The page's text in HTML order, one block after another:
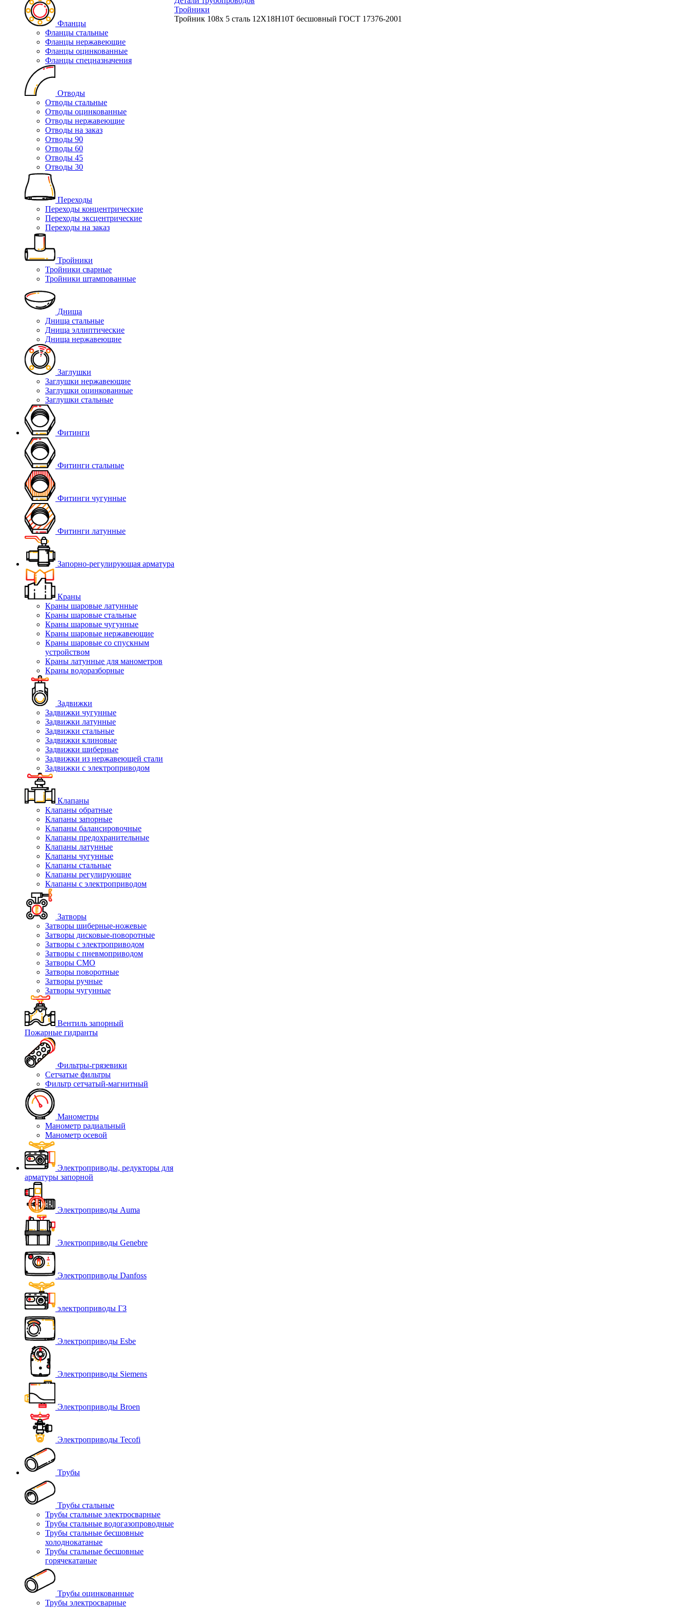
Фланцы
Фланцы стальные
Фланцы нержавеющие
Фланцы оцинкованные
Фланцы спецназначения
Отводы
Отводы стальные
Отводы оцинкованные
Отводы нержавеющие
Отводы на заказ
Отводы 90
Отводы 60
Отводы 45
Отводы 30
Переходы
Переходы концентрические
Переходы эксцентрические
Переходы на заказ
Тройники
Тройники сварные
Тройники штампованные
Днища
Днища стальные
Днища эллиптические
Днища нержавеющие
Заглушки
Заглушки нержавеющие
Заглушки оцинкованные
Заглушки стальные
Фитинги
Фитинги стальные
Фитинги чугунные
Фитинги латунные
Запорно-регулирующая арматура
Краны
Краны шаровые латунные
Краны шаровые стальные
Краны шаровые чугунные
Краны шаровые нержавеющие
Краны шаровые со спускным
устройством
Краны латунные для манометров
Краны водоразборные
Задвижки
Задвижки чугунные
Задвижки латунные
Задвижки стальные
Задвижки клиновые
Задвижки шиберные
Задвижки из нержавеющей стали
Задвижки с электроприводом
Клапаны
Клапаны обратные
Клапаны запорные
Клапаны балансировочные
Клапаны предохранительные
Клапаны латунные
Клапаны чугунные
Клапаны стальные
Клапаны регулирующие
Клапаны с электроприводом
Затворы
Затворы шиберные-ножевые
Затворы дисковые-поворотные
Затворы с электроприводом
Затворы с пневмоприводом
Затворы СМО
Затворы поворотные
Затворы ручные
Затворы чугунные
Вентиль запорный
Пожарные гидранты
Фильтры-грязевики
Сетчатые фильтры
Фильтр сетчатый-магнитный
Манометры
Манометр радиальный
Манометр осевой
Электроприводы, редукторы для
арматуры запорной
Электроприводы Auma
Электроприводы Genebre
Электроприводы Danfoss
электроприводы ГЗ
Электроприводы Esbe
Электроприводы Siemens
Электроприводы Broen
Электроприводы Tecofi
Трубы
Трубы стальные
Трубы стальные электросварные
Трубы стальные водогазопроводные
Трубы стальные бесшовные
холоднокатаные
Трубы стальные бесшовные
горячекатаные
Трубы оцинкованные
Трубы электросварные
Тройники
Тройник 108х 5 сталь 12Х18Н10Т бесшовный ГОСТ 17376-2001